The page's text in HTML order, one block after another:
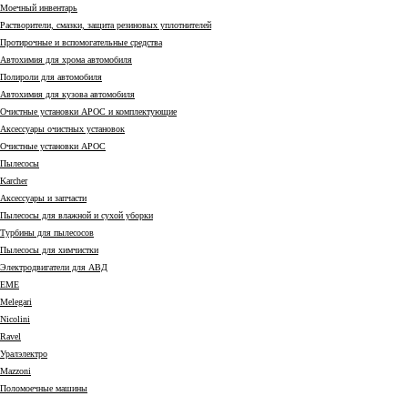
Моечный инвентарь
Растворители, смазки, защита резиновых уплотнителей
Протирочные и вспомогательные средства
Автохимия для хрома автомобиля
Полироли для автомобиля
Автохимия для кузова автомобиля
Очистные установки АРОС и комплектующие
Аксессуары очистных установок
Очистные установки АРОС
Пылесосы
Karcher
Аксессуары и запчасти
Пылесосы для влажной и сухой уборки
Турбины для пылесосов
Пылесосы для химчистки
Электродвигатели для АВД
EME
Melegari
Nicolini
Ravel
Уралэлектро
Mazzoni
Поломоечные машины